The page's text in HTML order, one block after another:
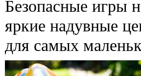
Безопасные игры
яркие надувные
для самых